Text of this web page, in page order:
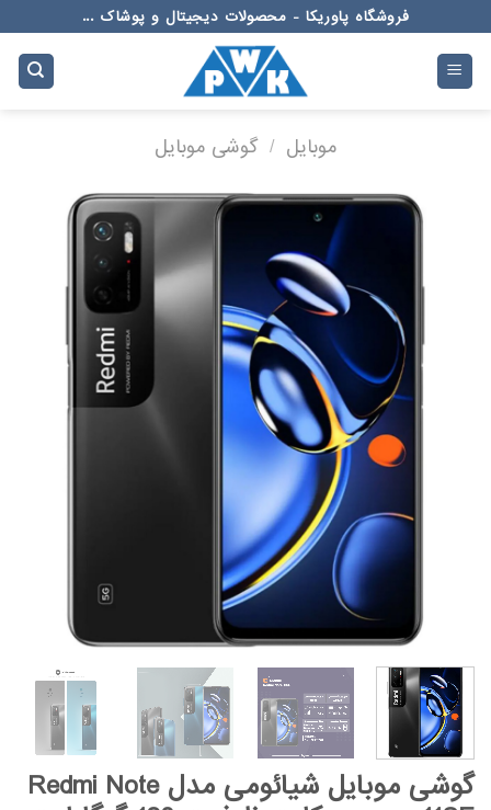
to
content
فروشگاه پاوریکا - محصولات دیجیتال و پوشاک ...
موبایل / گوشی موبایل
گوشی موبایل شیائومی مدل Redmi Note